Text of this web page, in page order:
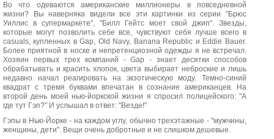
Во что одеваются американские миллионеры в повседневной
жизни? Вы наверняка видели все эти картинки из серии "Брюс
Уиллис в супермаркете", "Билл Гейтс моет свой джип". Звезды,
которые могут позволить себе все, чувствуют себя лучше всего в
casuals, купленных в Gap, Old Navy, Banana Republic и Eddie Bauer.
Более приятной в носке и непретенциозной одежды я не встречал.
Хозяин первых трех компаний - Gap - знает десятки способов
обрабатывать и красить хлопок, цвета выбирает неброские и лишь
недавно начал реагировать на экзотическую моду. Темно-синий
квадрат с тремя буквами впечатан в сознание американцев. На
второй день моей нью-йоркской жизни я спросил полицейского: "А
где тут Гэп?" И услышал в ответ: "Везде!"
Гэпы в Нью-Йорке - на каждом углу, обычно трехэтажные - "мужчины,
женщины, дети". Вещи очень добротные и не слишком дешевые.